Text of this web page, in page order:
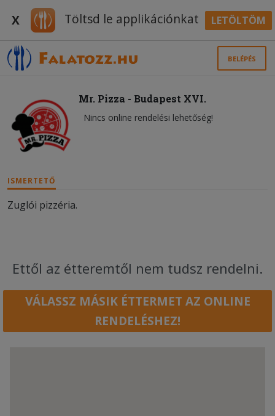
X Töltsd le applikációnkat LETÖLTÖM
BELÉPÉS
Mr. Pizza - Budapest XVI.
Nincs online rendelési lehetőség!
ISMERTETŐ
Zuglói pizzéria.
Ettől az étteremtől nem tudsz rendelni.
VÁLASSZ MÁSIK ÉTTERMET AZ ONLINE
RENDELÉSHEZ!